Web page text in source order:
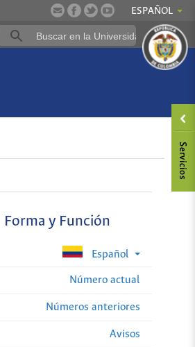
ESPAÑOL
Forma y Función
Español
Número actual
Números anteriores
Avisos